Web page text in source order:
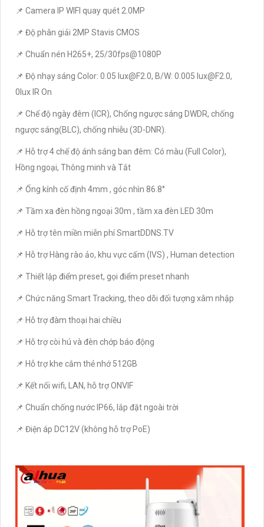
📌 Camera IP WIFI quay quét 2.0MP
📌 Độ phân giải 2MP Stavis CMOS
📌 Chuẩn nén H265+, 25/30fps@1080P
📌 Độ nhạy sáng Color: 0.05 lux@F2.0, B/W: 0.005 lux@F2.0,
0lux IR On
📌 Chế độ ngày đêm (ICR), Chống ngược sáng DWDR, chống
ngược sáng(BLC), chống nhiễu (3D-DNR).
📌 Hỗ trợ 4 chế độ ánh sáng ban đêm: Có màu (Full Color),
Hồng ngoại, Thông minh và Tắt
📌 Ống kính cố định 4mm , góc nhìn 86.8°
📌 Tầm xa đèn hồng ngoại 30m , tầm xa đèn LED 30m
📌 Hỗ trợ tên miền miễn phí SmartDDNS.TV
📌 Hỗ trợ Hàng rào ảo, khu vực cấm (IVS) , Human detection
📌 Thiết lập điểm preset, gọi điểm preset nhanh
📌 Chức năng Smart Tracking, theo dõi đối tượng xâm nhập
📌 Hỗ trợ đàm thoại hai chiều
📌 Hỗ trợ còi hú và đèn chớp báo động
📌 Hỗ trợ khe cắm thẻ nhớ 512GB
📌 Kết nối wifi, LAN, hỗ trợ ONVIF
📌 Chuẩn chống nước IP66, lắp đặt ngoài trời
📌 Điện áp DC12V (không hỗ trợ PoE)